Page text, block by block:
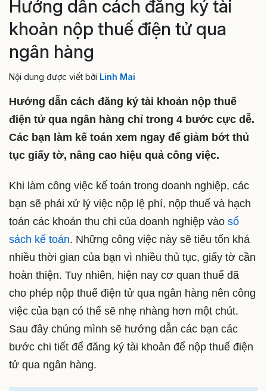
Hướng dẫn cách đăng ký tài
khoản nộp thuế điện tử qua
ngân hàng
Nội dung được viết bởi Linh Mai
Hướng dẫn cách đăng ký tài khoản nộp thuế
điện tử qua ngân hàng chỉ trong 4 bước cực dễ.
Các bạn làm kế toán xem ngay để giảm bớt thủ
tục giấy tờ, nâng cao hiệu quả công việc.
Khi làm công việc kế toán trong doanh nghiệp, các
bạn sẽ phải xử lý việc nộp lệ phí, nộp thuế và hạch
toán các khoản thu chi của doanh nghiệp vào sổ
sách kế toán. Những công việc này sẽ tiêu tốn khá
nhiều thời gian của bạn vì nhiều thủ tục, giấy tờ cần
hoàn thiện. Tuy nhiên, hiện nay cơ quan thuế đã
cho phép nộp thuế điện tử qua ngân hàng nên công
việc của bạn có thể sẽ nhẹ nhàng hơn một chút.
Sau đây chúng mình sẽ hướng dẫn các bạn các
bước chi tiết để đăng ký tài khoản để nộp thuế điện
tử qua ngân hàng.